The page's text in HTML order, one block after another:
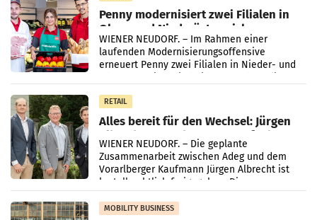
Penny modernisiert zwei Filialen in
Ober- und Niederösterreich
WIENER NEUDORF. – Im Rahmen einer
laufenden Modernisierungsoffensive
erneuert Penny zwei Filialen in Nieder- und
RETAIL
Alles bereit für den Wechsel: Jürgen
Albrecht setzt ab 1.1.2027 auf Adeg
WIENER NEUDORF. – Die geplante
Zusammenarbeit zwischen Adeg und dem
Vorarlberger Kaufmann Jürgen Albrecht ist
kartellrechtlich freigegeben: Die
Bundeswettbewerbsbehörde und der
Bundeskartellanwalt
MOBILITY BUSINESS